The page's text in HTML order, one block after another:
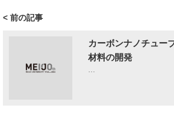
< 前の記事
カーボンナノチュー
材料の開発
...